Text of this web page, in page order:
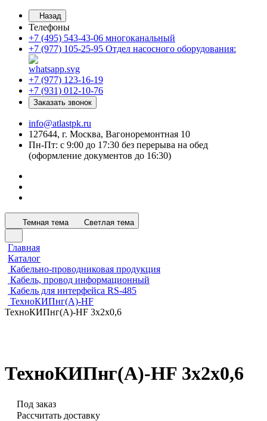
Назад
Телефоны
+7 (495) 543-43-06 многоканальный
+7 (977) 105-25-95 Отдел насосного оборудования:
+7 (977) 123-16-19
+7 (931) 012-10-76
Заказать звонок
info@atlastpk.ru
127644, г. Москва, Вагоноремонтная 10
Пн-Пт: с 9:00 до 17:30 без перерыва на обед
(оформление документов до 16:30)
Темная тема Светлая тема
Главная
Каталог
Кабельно-проводниковая продукция
Кабель, провод информационный
Кабель для интерфейса RS-485
ТехноКИПнг(А)-HF
ТехноКИПнг(А)-HF 3х2х0,6
ТехноКИПнг(А)-HF 3х2х0,6
Под заказ
Рассчитать доставку